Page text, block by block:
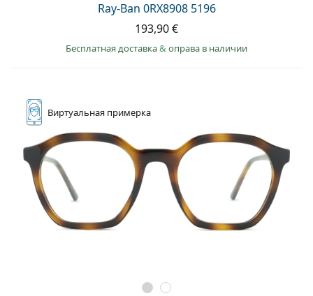
Ray-Ban 0RX8908 5196
193,90 €
Бесплатная доставка& оправа в наличии
Виртуальная примерка